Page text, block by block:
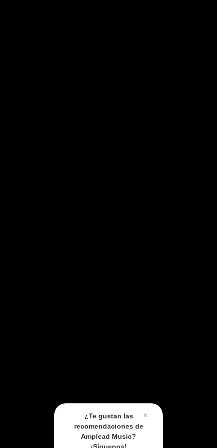
×
¿Te gustan las
recomendaciones de
Amplead Music?
¡Síguenos!